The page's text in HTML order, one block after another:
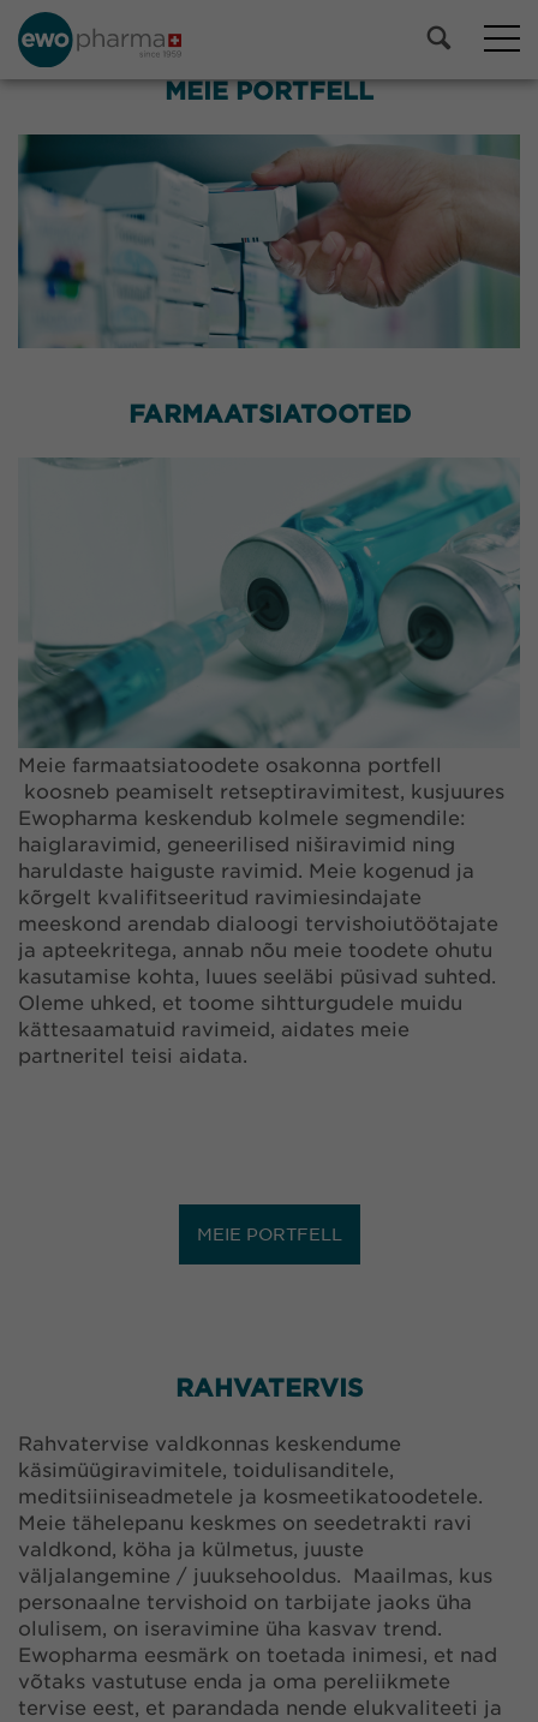
MEIE PORTFELL
FARMAATSIATOOTED
Meie farmaatsiatoodete osakonna portfell
koosneb peamiselt retseptiravimitest, kusjuures
Ewopharma keskendub kolmele segmendile:
haiglaravimid, geneerilised niširavimid ning
haruldaste haiguste ravimid. Meie kogenud ja
kõrgelt kvalifitseeritud ravimiesindajate
meeskond arendab dialoogi tervishoiutöötajate
ja apteekritega, annab nõu meie toodete ohutu
kasutamise kohta, luues seeläbi püsivad suhted.
Oleme uhked, et toome sihtturgudele muidu
kättesaamatuid ravimeid, aidates meie
partneritel teisi aidata.
MEIE PORTFELL
RAHVATERVIS
Rahvatervise valdkonnas keskendume
käsimüügiravimitele, toidulisanditele,
meditsiiniseadmetele ja kosmeetikatoodetele.
Meie tähelepanu keskmes on seedetrakti ravi
valdkond, köha ja külmetus, juuste
väljalangemine / juuksehooldus. Maailmas, kus
personaalne tervishoid on tarbijate jaoks üha
olulisem, on iseravimine üha kasvav trend.
Ewopharma eesmärk on toetada inimesi, et nad
võtaks vastutuse enda ja oma pereliikmete
tervise eest, et parandada nende elukvaliteeti ja